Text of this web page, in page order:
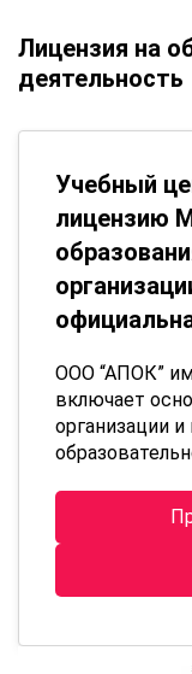
Лицензия на
деятельность
Учебный
лицензию
ООО “АПОК”
включает
организации